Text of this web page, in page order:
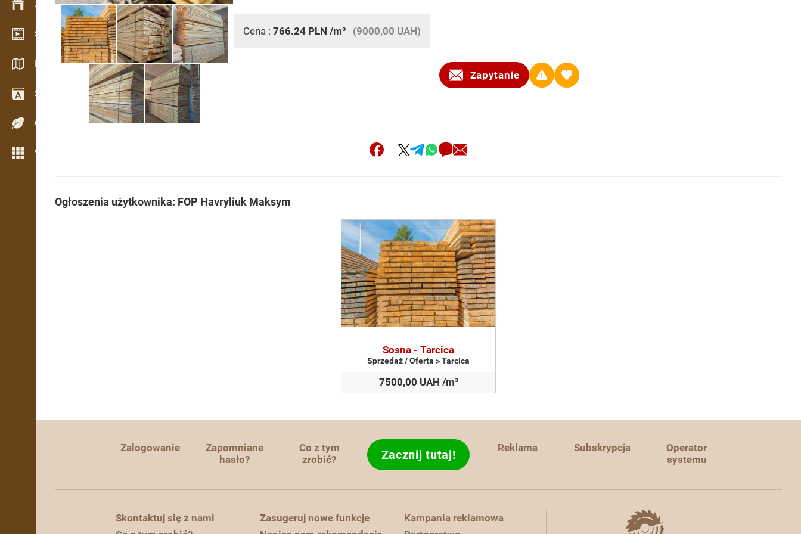
Zarządzanie zapasem
Salon wideo
Katalogi / Broszury
Słownik
Gatunki drewna
Więcej możliwości
Cena : 766.24 PLN /m³ (9000,00 UAH)
Zapytanie
Ogłoszenia użytkownika: FOP Havryliuk Maksym
Sosna - Tarcica
Sprzedaż / Oferta > Tarcica
7500,00 UAH /m³
Zalogowanie
Zapomniane
hasło?
Co z tym
zrobić?
Zacznij tutaj! Reklama Subskrypcja
Operator
systemu
Skontaktuj się z nami
Zasugeruj nowe funkcje
Kampania reklamowa